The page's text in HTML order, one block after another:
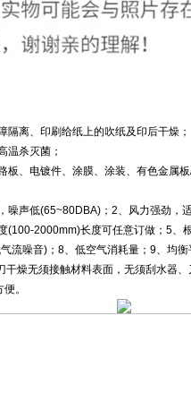
离、印刷给纸上的吹纸及印后干燥；
温杀灭菌；
、电镀件、涂膜、涂装、有色金属
噪声低(65~80DBA)；2、风力强劲，
(100-2000mm)长度可任意订做；5、
流噪音)；8、低空气消耗量；9、均
燥无须接触材料表面，无须刮水器
。